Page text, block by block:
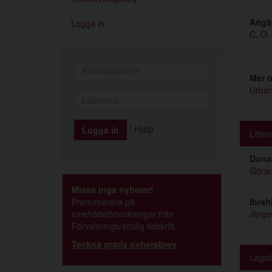
Logga in
Hjälp
Missa inga nyheter!
Prenumerera på
innehållsförteckningar från
Förvaltningsrättslig tidskrift.
Teckna gratis nyhetsbrev
C.
Mer